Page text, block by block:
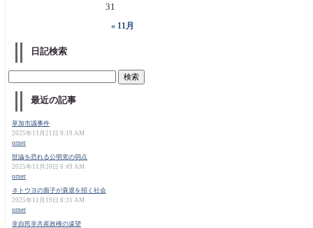
« 11月
31
日記検索
最近の記事
草加市議事件
2025年11月21日 9:19 AM
orner
世論を恐れる公明党の弱点
2025年11月20日 6:49 AM
orner
ネトウヨの面子が衰退を招く社会
2025年11月19日 8:31 AM
orner
非自民非共産政権の遠望